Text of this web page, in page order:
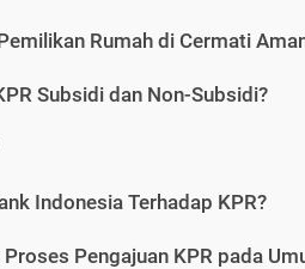
Rumah di Cermati
Subsidi dan Non-Subsidi?
Indonesia Terhadap KPR?
Pengajuan KPR pada